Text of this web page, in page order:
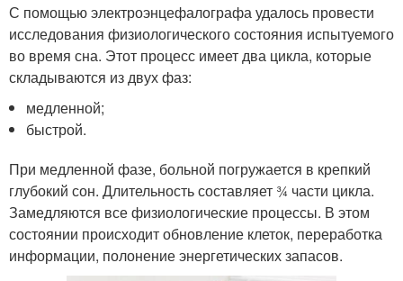
С помощью электроэнцефалографа удалось провести
исследования физиологического состояния испытуемого
во время сна. Этот процесс имеет два цикла, которые
складываются из двух фаз:
медленной;
быстрой.
При медленной фазе, больной погружается в крепкий
глубокий сон. Длительность составляет ¾ части цикла.
Замедляются все физиологические процессы. В этом
состоянии происходит обновление клеток, переработка
информации, полонение энергетических запасов.